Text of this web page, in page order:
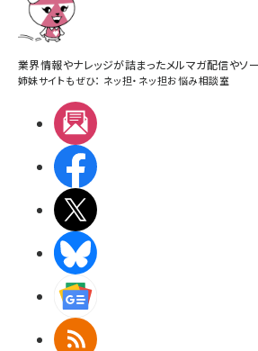
業界情報やナレッジが詰まったメルマガ配信やソー
姉妹サイトもぜひ： ネッ担・ ネッ担お悩み相談室
RSS